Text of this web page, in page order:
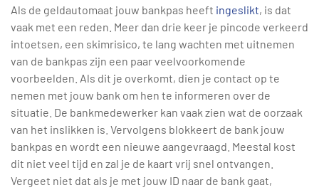
Als de geldautomaat jouw bankpas heeft ingeslikt, is dat
vaak met een reden. Meer dan drie keer je pincode verkeerd
intoetsen, een skimrisico, te lang wachten met uitnemen
van de bankpas zijn een paar veelvoorkomende
voorbeelden. Als dit je overkomt, dien je contact op te
nemen met jouw bank om hen te informeren over de
situatie. De bankmedewerker kan vaak zien wat de oorzaak
van het inslikken is. Vervolgens blokkeert de bank jouw
bankpas en wordt een nieuwe aangevraagd. Meestal kost
dit niet veel tijd en zal je de kaart vrij snel ontvangen.
Vergeet niet dat als je met jouw ID naar de bank gaat,